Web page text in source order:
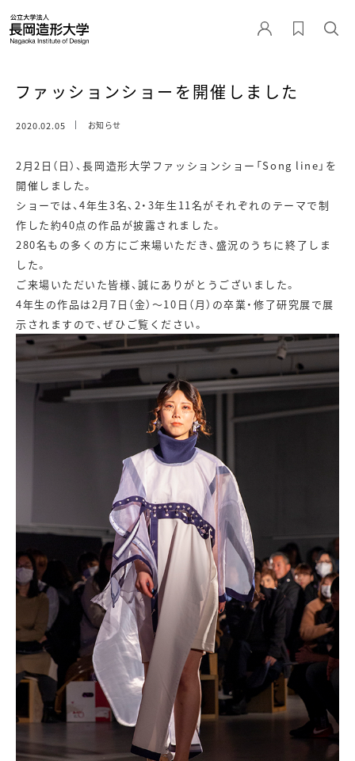
ファッションショーを開催しました
2020.02.05 お知らせ
2月2日（日）、長岡造形大学ファッションショー「Song line」を
開催しました。
ショーでは、4年生3名、2・3年生11名がそれぞれのテーマで制
作した約40点の作品が披露されました。
280名もの多くの方にご来場いただき、盛況のうちに終了しま
した。
ご来場いただいた皆様、誠にありがとうございました。
4年生の作品は2月7日（金）～10日（月）の卒業・修了研究展で展
示されますので、ぜひご覧ください。